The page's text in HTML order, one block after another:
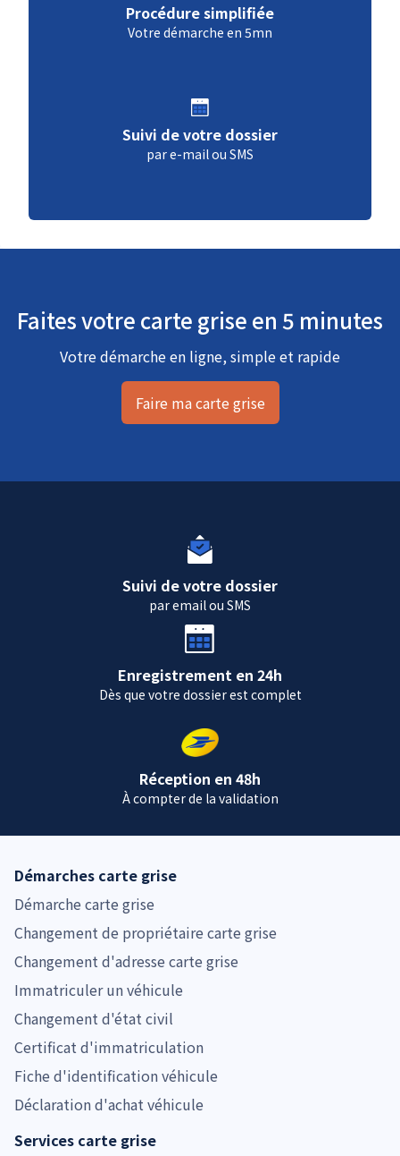
Procédure simplifiée
Votre démarche en 5mn
Suivi de votre dossier
par e-mail ou SMS
Faites votre carte grise en 5 minutes
Votre démarche en ligne, simple et rapide
Faire ma carte grise
Suivi de votre dossier
par email ou SMS
Enregistrement en 24h
Dès que votre dossier est complet
Réception en 48h
À compter de la validation
Démarches carte grise
Démarche carte grise
Changement de propriétaire carte grise
Changement d'adresse carte grise
Immatriculer un véhicule
Changement d'état civil
Certificat d'immatriculation
Fiche d'identification véhicule
Déclaration d'achat véhicule
Services carte grise